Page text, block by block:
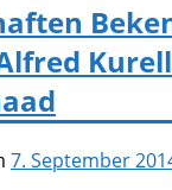
7. September